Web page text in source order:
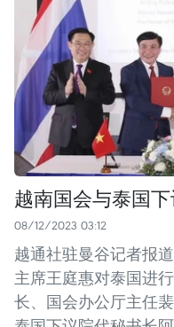
越南国会与泰国
08/12/2023 03:12
越通社驻曼谷记者报
主席王庭惠对泰国进
长、国会办公厅主任